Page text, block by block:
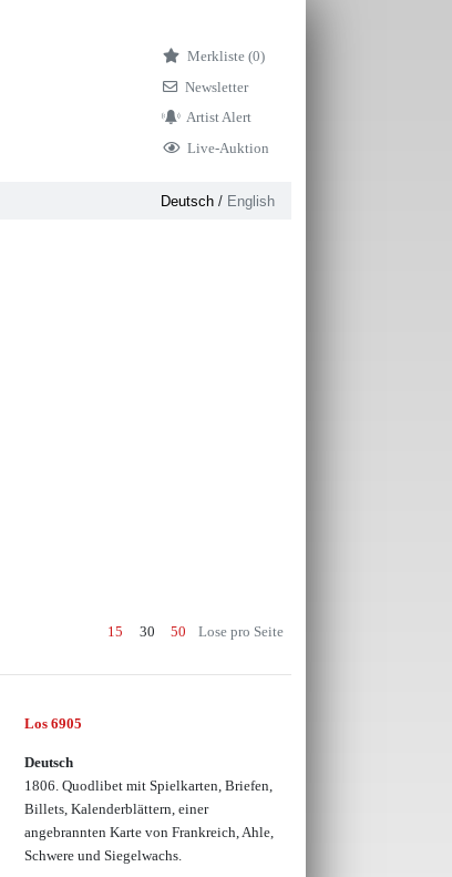
Merkliste (0)
Newsletter
Artist Alert
Live-Auktion
Deutsch/ English
15 30 50 Lose pro Seite
Los 6905
Deutsch
1806. Quodlibet mit Spielkarten, Briefen,
Billets, Kalenderblättern, einer
angebrannten Karte von Frankreich, Ahle,
Schwere und Siegelwachs.